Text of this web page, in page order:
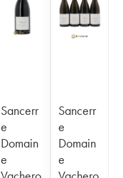
Sancerr
e
Domain
e
Sancerr
e
Domain
e